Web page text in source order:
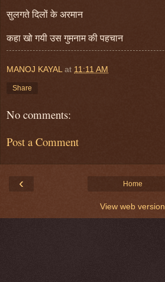
सुलगते दिलों के अरमान
कहा खो गयी उस गुमनाम की पहचान
MANOJ KAYAL at 11:11 AM
Share
No comments:
Post a Comment
‹ Home
View web version